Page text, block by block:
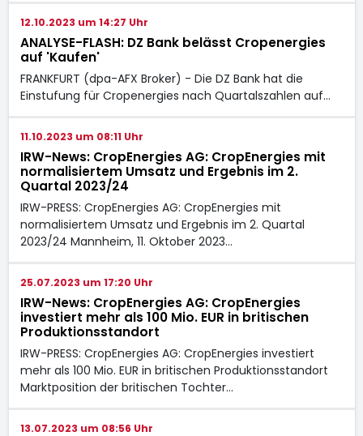
12.10.2023 um 14:27 Uhr
ANALYSE-FLASH: DZ Bank belässt Cropenergies
auf 'Kaufen'
FRANKFURT (dpa-AFX Broker) - Die DZ Bank hat die
Einstufung für Cropenergies nach Quartalszahlen auf…
11.10.2023 um 08:11 Uhr
IRW-News: CropEnergies AG: CropEnergies mit
normalisiertem Umsatz und Ergebnis im 2.
Quartal 2023/24
IRW-PRESS: CropEnergies AG: CropEnergies mit
normalisiertem Umsatz und Ergebnis im 2. Quartal
2023/24 Mannheim, 11. Oktober 2023…
25.07.2023 um 17:20 Uhr
IRW-News: CropEnergies AG: CropEnergies
investiert mehr als 100 Mio. EUR in britischen
Produktionsstandort
IRW-PRESS: CropEnergies AG: CropEnergies investiert
mehr als 100 Mio. EUR in britischen Produktionsstandort
Marktposition der britischen Tochter…
13.07.2023 um 08:56 Uhr